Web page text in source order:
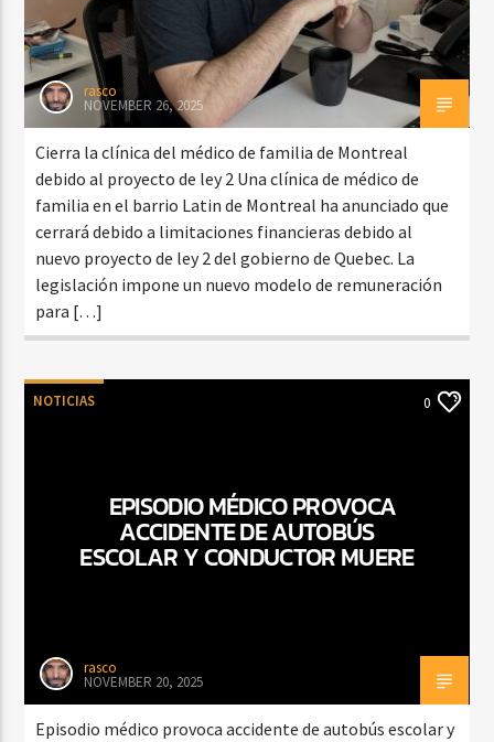
rasco
NOVEMBER 26, 2025
Cierra la clínica del médico de familia de Montreal
debido al proyecto de ley 2 Una clínica de médico de
familia en el barrio Latin de Montreal ha anunciado que
cerrará debido a limitaciones financieras debido al
nuevo proyecto de ley 2 del gobierno de Quebec. La
legislación impone un nuevo modelo de remuneración
para […]
NOTICIAS 0
EPISODIO MÉDICO PROVOCA
ACCIDENTE DE AUTOBÚS
ESCOLAR Y CONDUCTOR MUERE
rasco
NOVEMBER 20, 2025
Episodio médico provoca accidente de autobús escolar y